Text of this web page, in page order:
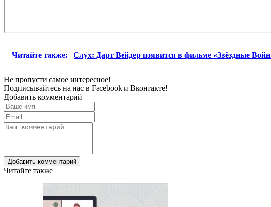
Читайте также: Слух: Дарт Вейдер появится в фильме «Звёздные
Не пропусти самое интересное!
Подписывайтесь на нас в Facebook и Вконтакте!
Добавить комментарий
Добавить комментарий
Читайте также